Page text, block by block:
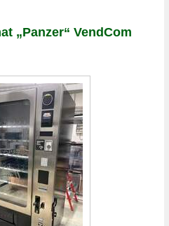
„Panzer“ VendCom